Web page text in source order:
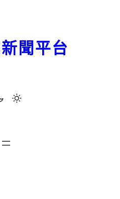
聞平台